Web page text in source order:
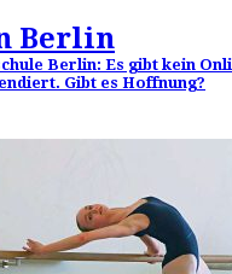
Berlin
Berlin: Es gibt kein
Gibt es Hoffnung?